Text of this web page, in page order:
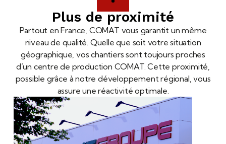
Plus de proximité
Partout en France, COMAT vous garantit un même
niveau de qualité. Quelle que soit votre situation
géographique, vos chantiers sont toujours proches
d’un centre de production COMAT. Cette proximité,
possible grâce à notre développement régional, vous
assure une réactivité optimale.​